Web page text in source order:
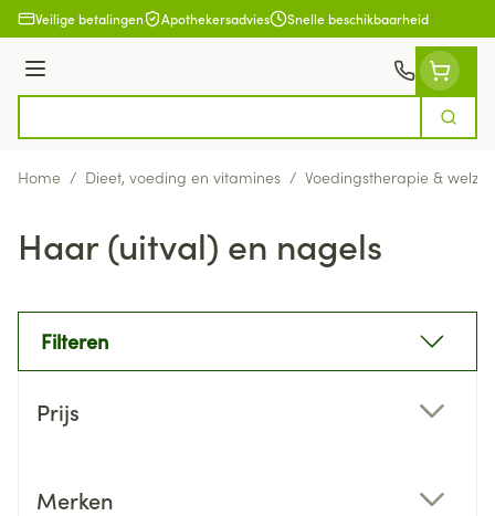
Ga naar de inhoud
Veilige betalingen Apothekersadvies Snelle beschikbaarheid
Menu
Zoek
Home / Dieet, voeding en vitamines / Voedingstherapie & welzijn
Haar (uitval) en nagels
Filteren
Prijs
Merken